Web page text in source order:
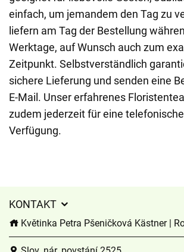
einfach, um jemandem den Tag zu
liefern am Tag der Bestellung
Werktage, auf Wunsch auch zum
Zeitpunkt. Selbstverständlich
sichere Lieferung und senden eine
E-Mail. Unser erfahrenes
zudem jederzeit für eine
Verfügung.
KONTAKT
Květinka Petra Pšeničková Kästner |